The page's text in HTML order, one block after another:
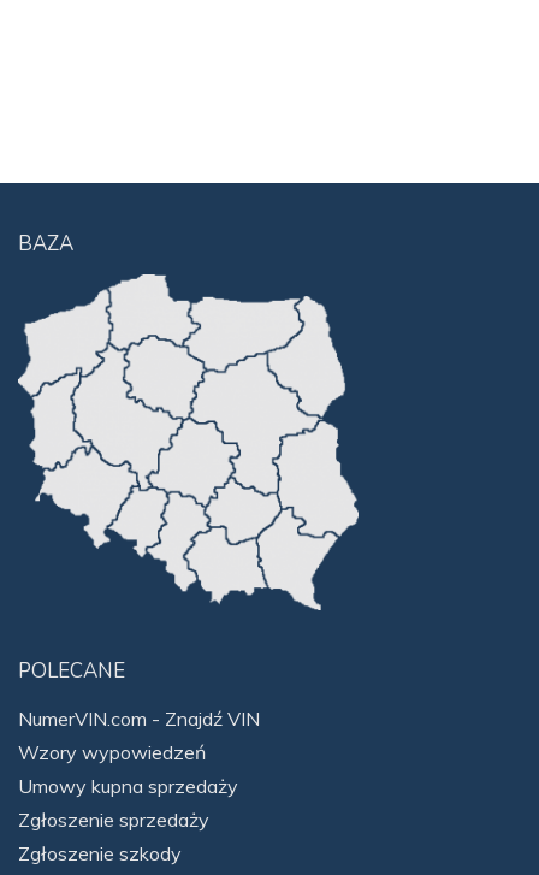
BAZA
POLECANE
NumerVIN.com - Znajdź VIN
Wzory wypowiedzeń
Umowy kupna sprzedaży
Zgłoszenie sprzedaży
Zgłoszenie szkody